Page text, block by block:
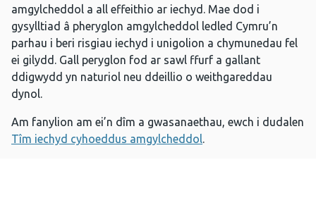
amgylcheddol a all effeithio ar iechyd. Mae dod i
gysylltiad â pheryglon amgylcheddol ledled Cymru’n
parhau i beri risgiau iechyd i unigolion a chymunedau fel
ei gilydd. Gall peryglon fod ar sawl ffurf a gallant
ddigwydd yn naturiol neu ddeillio o weithgareddau
dynol.
Am fanylion am ei’n dîm a gwasanaethau, ewch i dudalen
Tîm iechyd cyhoeddus amgylcheddol.